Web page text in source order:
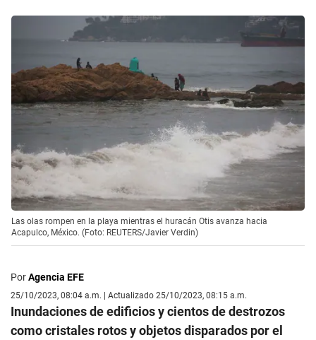
Las olas rompen en la playa mientras el huracán Otis avanza hacia
Acapulco, México. (Foto: REUTERS/Javier Verdin)
PorAgencia EFE
25/10/2023, 08:04 a.m. | Actualizado 25/10/2023, 08:15 a.m.
Inundaciones de edificios y cientos de destrozos
como cristales rotos y objetos disparados por el